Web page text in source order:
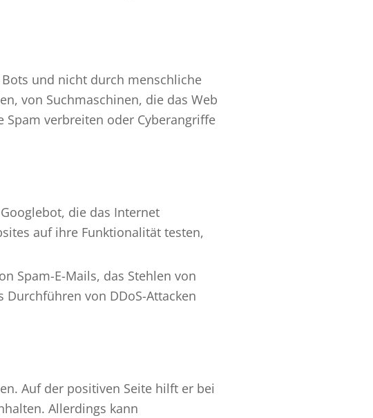
und nicht durch menschliche
von Suchmaschinen, die das Web
verbreiten oder Cyberangriffe
die das Internet
auf ihre Funktionalität testen,
Spam-E-Mails, das Stehlen von
von DDoS-Attacken
Auf der positiven Seite hilft er bei
Allerdings kann